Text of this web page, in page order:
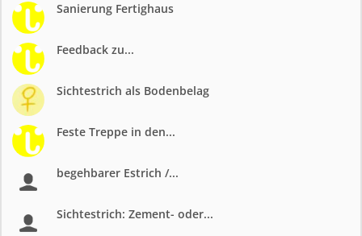
Sanierung Fertighaus
Feedback zu...
Sichtestrich als Bodenbelag
Feste Treppe in den...
begehbarer Estrich /...
Sichtestrich: Zement- oder...